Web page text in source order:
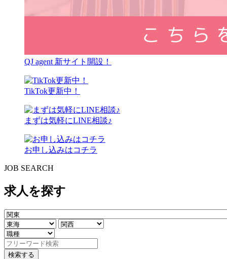
QJ agent 新サイト開設！
TikTok更新中！
まずは気軽にLINE相談♪
お申し込みはコチラ
JOB SEARCH
求人を探す
検索する